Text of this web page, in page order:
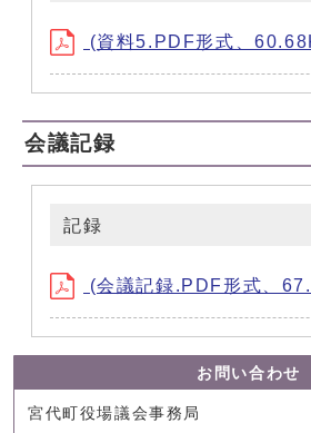
(資料5.PDF形式、
会議記録
記録
(会議記録.PDF形式、
お問い合わせ
宮代町役場議会事務局